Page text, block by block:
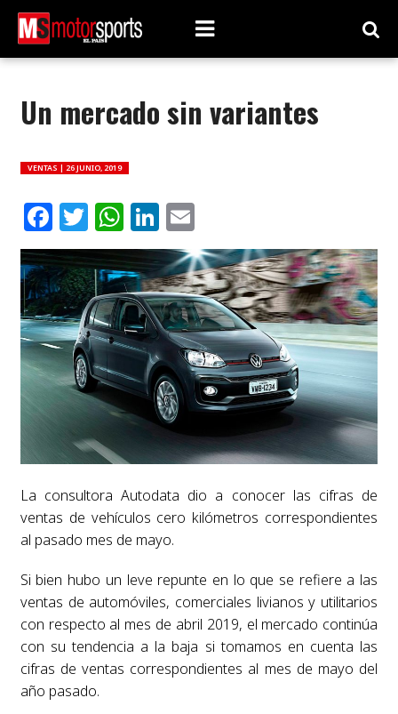
Un mercado sin variantes
VENTAS | 26 JUNIO, 2019
Facebook
Twitter
WhatsApp
LinkedIn
Email
La consultora Autodata dio a conocer las cifras de
ventas de vehículos cero kilómetros correspondientes
al pasado mes de mayo.
Si bien hubo un leve repunte en lo que se refiere a las
ventas de automóviles, comerciales livianos y utilitarios
con respecto al mes de abril 2019, el mercado continúa
con su tendencia a la baja si tomamos en cuenta las
cifras de ventas correspondientes al mes de mayo del
año pasado.